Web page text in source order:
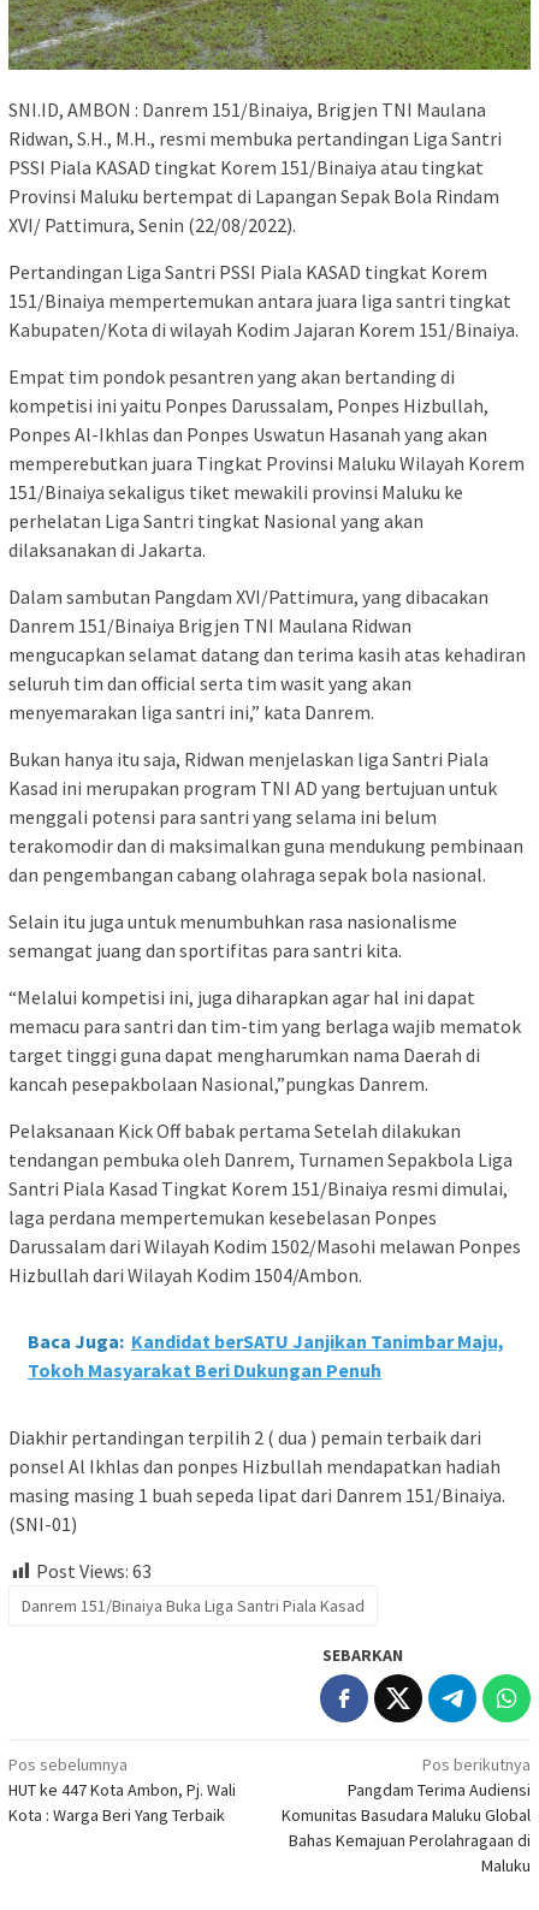
SNI.ID, AMBON : Danrem 151/Binaiya, Brigjen TNI Maulana
Ridwan, S.H., M.H., resmi membuka pertandingan Liga Santri
PSSI Piala KASAD tingkat Korem 151/Binaiya atau tingkat
Provinsi Maluku bertempat di Lapangan Sepak Bola Rindam
XVI/ Pattimura, Senin (22/08/2022).
Pertandingan Liga Santri PSSI Piala KASAD tingkat Korem
151/Binaiya mempertemukan antara juara liga santri tingkat
Kabupaten/Kota di wilayah Kodim Jajaran Korem 151/Binaiya.
Empat tim pondok pesantren yang akan bertanding di
kompetisi ini yaitu Ponpes Darussalam, Ponpes Hizbullah,
Ponpes Al-Ikhlas dan Ponpes Uswatun Hasanah yang akan
memperebutkan juara Tingkat Provinsi Maluku Wilayah Korem
151/Binaiya sekaligus tiket mewakili provinsi Maluku ke
perhelatan Liga Santri tingkat Nasional yang akan
dilaksanakan di Jakarta.
Dalam sambutan Pangdam XVI/Pattimura, yang dibacakan
Danrem 151/Binaiya Brigjen TNI Maulana Ridwan
mengucapkan selamat datang dan terima kasih atas kehadiran
seluruh tim dan official serta tim wasit yang akan
menyemarakan liga santri ini,” kata Danrem.
Bukan hanya itu saja, Ridwan menjelaskan liga Santri Piala
Kasad ini merupakan program TNI AD yang bertujuan untuk
menggali potensi para santri yang selama ini belum
terakomodir dan di maksimalkan guna mendukung pembinaan
dan pengembangan cabang olahraga sepak bola nasional.
Selain itu juga untuk menumbuhkan rasa nasionalisme
semangat juang dan sportifitas para santri kita.
“Melalui kompetisi ini, juga diharapkan agar hal ini dapat
memacu para santri dan tim-tim yang berlaga wajib mematok
target tinggi guna dapat mengharumkan nama Daerah di
kancah pesepakbolaan Nasional,”pungkas Danrem.
Pelaksanaan Kick Off babak pertama Setelah dilakukan
tendangan pembuka oleh Danrem, Turnamen Sepakbola Liga
Santri Piala Kasad Tingkat Korem 151/Binaiya resmi dimulai,
laga perdana mempertemukan kesebelasan Ponpes
Darussalam dari Wilayah Kodim 1502/Masohi melawan Ponpes
Hizbullah dari Wilayah Kodim 1504/Ambon.
Baca Juga: Kandidat berSATU Janjikan Tanimbar Maju,
Tokoh Masyarakat Beri Dukungan Penuh
Diakhir pertandingan terpilih 2 ( dua ) pemain terbaik dari
ponsel Al Ikhlas dan ponpes Hizbullah mendapatkan hadiah
masing masing 1 buah sepeda lipat dari Danrem 151/Binaiya.
(SNI-01)
Post Views: 63
Danrem 151/Binaiya Buka Liga Santri Piala Kasad
SEBARKAN
Navigasi
pos
Pos sebelumnya
HUT ke 447 Kota Ambon, Pj. Wali
Kota : Warga Beri Yang Terbaik
Pos berikutnya
Pangdam Terima Audiensi
Komunitas Basudara Maluku Global
Bahas Kemajuan Perolahragaan di
Maluku